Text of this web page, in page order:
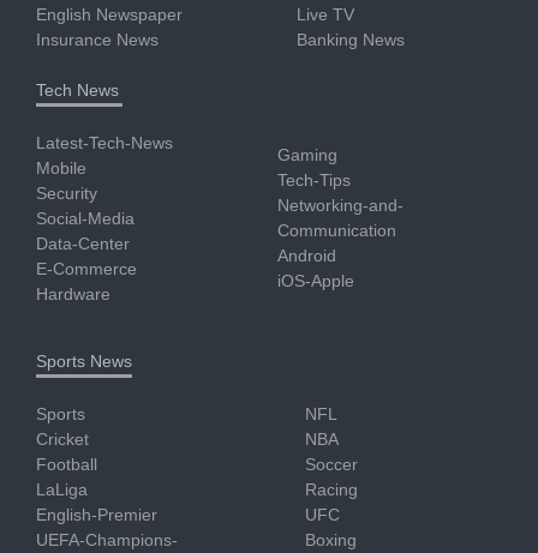
English Newspaper
Insurance News
Live TV
Banking News
Tech News
Latest-Tech-News
Mobile
Security
Social-Media
Data-Center
E-Commerce
Hardware
Gaming
Tech-Tips
Networking-and-
Communication
Android
iOS-Apple
Sports News
Sports
Cricket
Football
LaLiga
English-Premier
UEFA-Champions-
NFL
NBA
Soccer
Racing
UFC
Boxing